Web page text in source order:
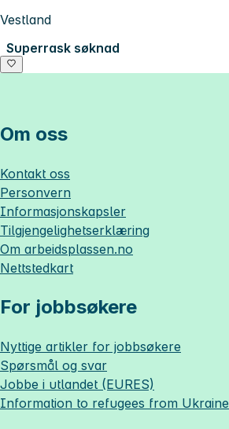
Vestland
Superrask søknad
Om oss
Kontakt oss
Personvern
Informasjonskapsler
Tilgjengelighetserklæring
Om arbeidsplassen.no
Nettstedkart
For jobbsøkere
Nyttige artikler for jobbsøkere
Spørsmål og svar
Jobbe i utlandet (EURES)
Information to refugees from Ukraine